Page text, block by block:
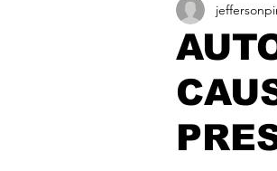
Região